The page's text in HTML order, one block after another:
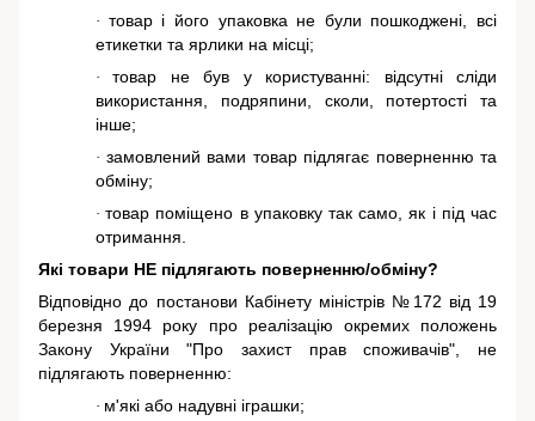
· товар і його упаковка не були пошкоджені, всі
етикетки та ярлики на місці;
·товар не був у користуванні: відсутні сліди
використання, подряпини, сколи, потертості та
інше;
· замовлений вами товар підлягає поверненню та
обміну;
·товар поміщено в упаковку так само, як і під час
отримання.
Які товари НЕ підлягають поверненню/обміну?
Відповідно до постанови Кабінету міністрів №172 від 19
березня 1994 року про реалізацію окремих положень
Закону України "Про захист прав споживачів" , не
підлягають поверненню:
· м'які або надувні іграшки;